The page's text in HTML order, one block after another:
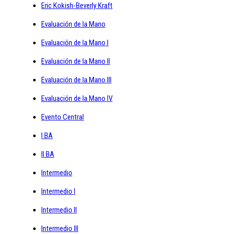
Eric Kokish-Beverly Kraft
Evaluación de la Mano
Evaluación de la Mano I
Evaluación de la Mano II
Evaluación de la Mano III
Evaluación de la Mano IV
Evento Central
I BA
II BA
Intermedio
Intermedio I
Intermedio II
Intermedio III